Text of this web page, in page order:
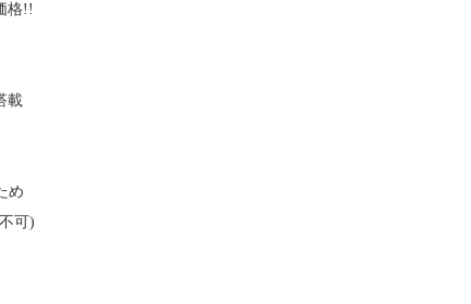
格!!
載
め
可)